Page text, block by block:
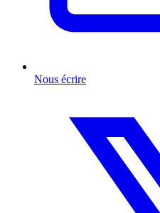
Nous écrire